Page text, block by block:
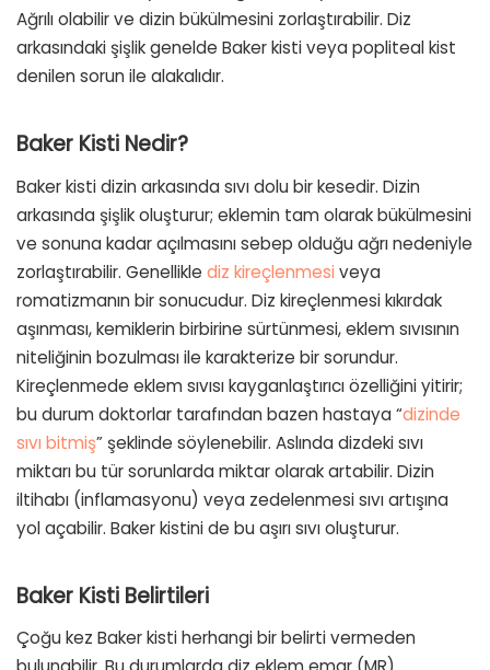
Ağrılı olabilir ve dizin bükülmesini zorlaştırabilir. Diz
arkasındaki şişlik genelde Baker kisti veya popliteal kist
denilen sorun ile alakalıdır.
Baker Kisti Nedir?
Baker kisti dizin arkasında sıvı dolu bir kesedir. Dizin
arkasında şişlik oluşturur; eklemin tam olarak bükülmesini
ve sonuna kadar açılmasını sebep olduğu ağrı nedeniyle
zorlaştırabilir. Genellikle diz kireçlenmesi veya
romatizmanın bir sonucudur. Diz kireçlenmesi kıkırdak
aşınması, kemiklerin birbirine sürtünmesi, eklem sıvısının
niteliğinin bozulması ile karakterize bir sorundur.
Kireçlenmede eklem sıvısı kayganlaştırıcı özelliğini yitirir;
bu durum doktorlar tarafından bazen hastaya “dizinde
sıvı bitmiş” şeklinde söylenebilir. Aslında dizdeki sıvı
miktarı bu tür sorunlarda miktar olarak artabilir. Dizin
iltihabı (inflamasyonu) veya zedelenmesi sıvı artışına
yol açabilir. Baker kistini de bu aşırı sıvı oluşturur.
Baker Kisti Belirtileri
Çoğu kez Baker kisti herhangi bir belirti vermeden